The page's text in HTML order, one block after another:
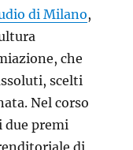
di Milano,
che
scelti
Nel corso
due premi
di